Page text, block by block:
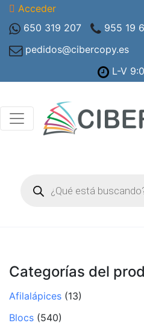
Acceder
650 319 207
955 19
pedidos@cibercopy.es
L-V
productos
Categorías del
Afilalápices (13)
Blocs (540)